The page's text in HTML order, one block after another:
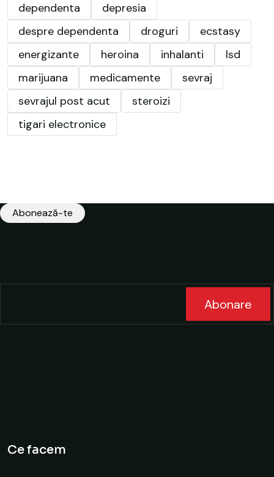
dependenta
depresia
despre dependenta
droguri
ecstasy
energizante
heroina inhalanti
lsd
marijuana
medicamente
sevraj
sevrajul post acut
steroizi
tigari electronice
Abonează-te
Abonare
Ce facem